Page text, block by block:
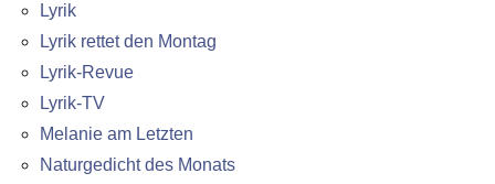
Lyrik
Lyrik rettet den Montag
Lyrik-Revue
Lyrik-TV
Melanie am Letzten
Naturgedicht des Monats